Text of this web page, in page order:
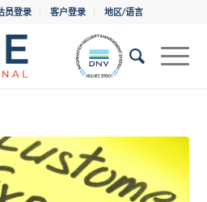
员登录 客户登录 地区/语言